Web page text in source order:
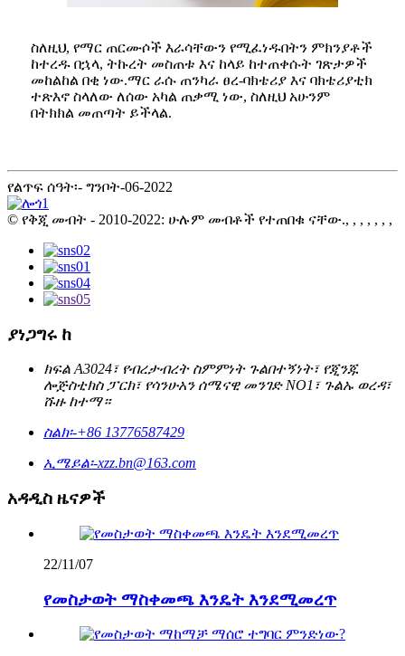
ስለዚህ, የማር ጠርሙሶች እራሳቸውን የሚፈነዱበትን ምክንያቶች
ከተረዱ በኋላ, ትኩረት መስጠቱ እና ከላይ ከተጠቀሱት ገጽታዎች
መከልከል በቂ ነው.ማር ራሱ ጠንካራ ፀረ-ባክቴሪያ እና ባክቴሪያቲክ
ተጽእኖ ስላለው ለሰው አካል ጠቃሚ ነው, ስለዚህ አሁንም
በትክክል መጠጣት ይችላል.
የልጥፍ ሰዓት፡- ግንቦት-06-2022
© የቅጂ መብት - 2010-2022: ሁሉም መብቶች የተጠበቁ ናቸው., , , , , , ,
ያነጋግሩ ከ
ክፍል A3024፣ የብረታብረት ስምምነት ጉልበተኝነት፣ የጂንጁ
ሎጅስቲክስ ፓርክ፣ የሳንሁአን ሰሜናዊ መንገድ NO1፣ ጉልኡ ወረዳ፣
ሹዙ ከተማ።
ስልክ፡-+86 13776587429
ኢሜይል፡-xzz.bn@163.com
አዳዲስ ዜናዎች
22/11/07
የመስታወት ማስቀመጫ እንዴት እንደሚመረጥ